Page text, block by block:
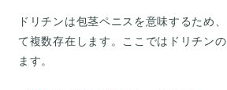
ドリチンは包茎ペニスを意味するため
て複数存在します。ここではドリチン
ます。